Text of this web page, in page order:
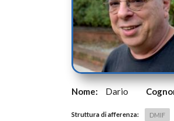
Nome: Dario
Struttura di afferenza: DMIF